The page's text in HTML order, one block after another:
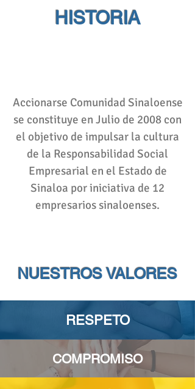
HISTORIA
Accionarse Comunidad Sinaloense
se constituye en Julio de 2008 con
el objetivo de impulsar la cultura
de la Responsabilidad Social
Empresarial en el Estado de
Sinaloa por iniciativa de 12
empresarios sinaloenses.
NUESTROS VALORES
RESPETO
COMPROMISO